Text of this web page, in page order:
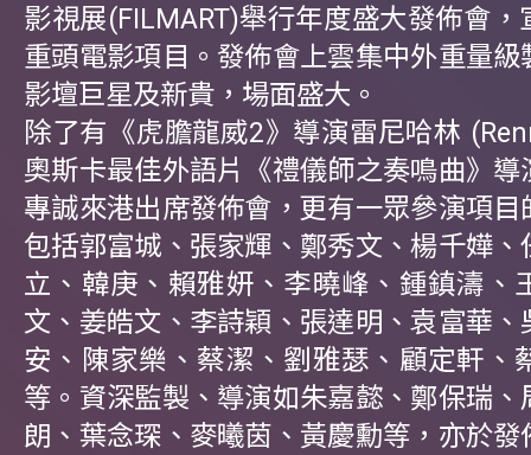
影視展(FILMART)舉行年度盛大發佈會，
重頭電影項目。發佈會上雲集中外重量級
影壇巨星及新貴，場面盛大。
除了有《虎膽龍威2》導演雷尼哈林
奧斯卡最佳外語片《禮儀師之奏鳴曲》導
專誠來港出席發佈會，更有一眾參演項目
包括郭富城、張家輝、鄭秀文、楊千嬅、
立、韓庚、賴雅妍、李曉峰、鍾鎮濤、
文、姜皓文、李詩穎、張達明、袁富華、
安、陳家樂、蔡潔、劉雅瑟、顧定軒、
等。資深監製、導演如朱嘉懿、鄭保瑞、
朗、葉念琛、麥曦茵、黃慶勳等，亦於發